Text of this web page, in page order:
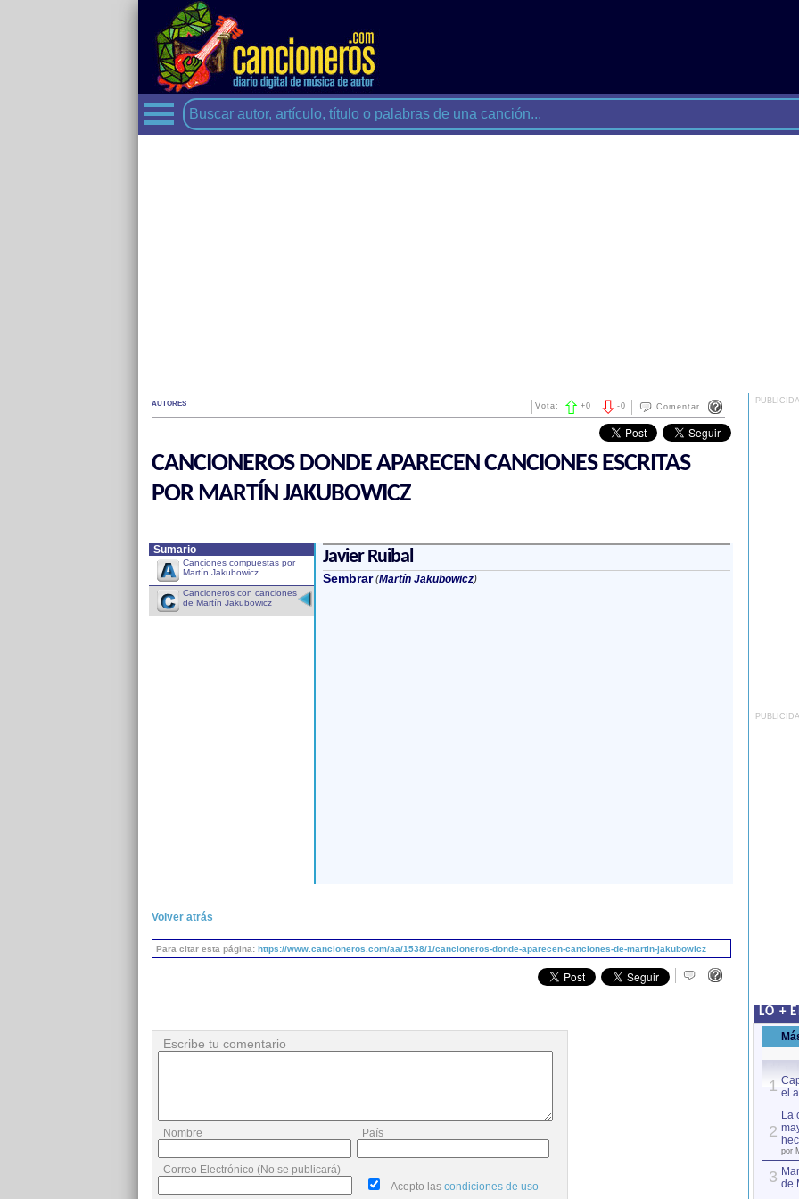
AUTORES Comentar
-0
Vota: +0
CANCIONEROS DONDE APARECEN CANCIONES ESCRITAS
POR MARTÍN JAKUBOWICZ
Sumario
Canciones compuestas por
Martín Jakubowicz
Cancioneros con canciones
de Martín Jakubowicz
Javier Ruibal
Sembrar (Martín Jakubowicz)
Volver atrás
Para citar esta página: https://www.cancioneros.com/aa/1538/1/cancioneros-donde-aparecen-canciones-de-martin-jakubowicz
Escribe tu comentario
Nombre País
Correo Electrónico (No se publicará)
Acepto las condiciones de uso
LO +
1 el
2
La
por
3 de